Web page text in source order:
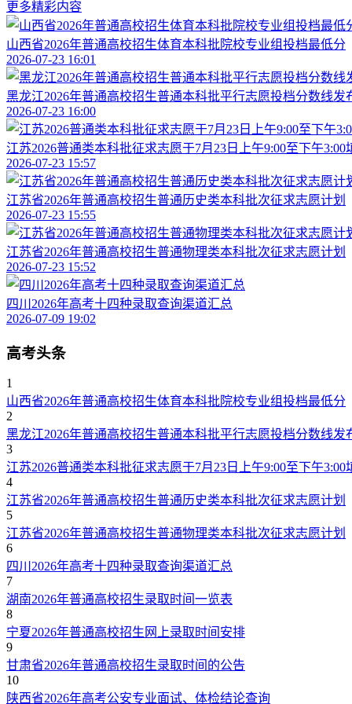
更多精彩内容
山西省2026年普通高校招生体育本科批院校专业组投档最低分
2026-07-23 16:01
黑龙江2026年普通高校招生普通本科批平行志愿投档分数线发
2026-07-23 16:00
江苏2026普通类本科批征求志愿于7月23日上午9:00至下午3:00
2026-07-23 15:57
江苏省2026年普通高校招生普通历史类本科批次征求志愿计划
2026-07-23 15:55
江苏省2026年普通高校招生普通物理类本科批次征求志愿计划
2026-07-23 15:52
四川2026年高考十四种录取查询渠道汇总
2026-07-09 19:02
高考头条
1
山西省2026年普通高校招生体育本科批院校专业组投档最低分
2
黑龙江2026年普通高校招生普通本科批平行志愿投档分数线发
3
江苏2026普通类本科批征求志愿于7月23日上午9:00至下午3:00
4
江苏省2026年普通高校招生普通历史类本科批次征求志愿计划
5
江苏省2026年普通高校招生普通物理类本科批次征求志愿计划
6
四川2026年高考十四种录取查询渠道汇总
7
湖南2026年普通高校招生录取时间一览表
8
宁夏2026年普通高校招生网上录取时间安排
9
甘肃省2026年普通高校招生录取时间的公告
10
陕西省2026年高考公安专业面试、体检结论查询